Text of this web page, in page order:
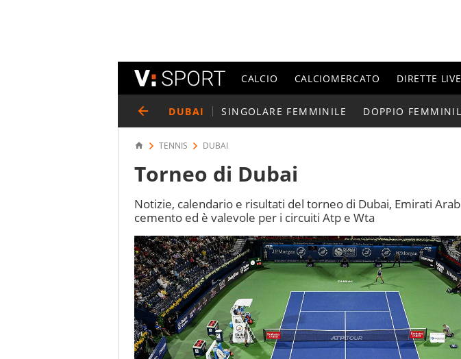
CALCIO CALCIOMERCATO DIRETTE LIVE
DUBAI SINGOLARE FEMMINILE DOPPIO
TENNIS DUBAI
Torneo di Dubai
Notizie, calendario e risultati del torneo di Dubai, Emirati
cemento ed è valevole per i circuiti Atp e Wta